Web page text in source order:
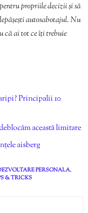
propriile decizii și să
autosabotajul. Nu
că ai tot ce îți trebuie
Principalii 10
această limitare
aisberg
PERSONALA,
& TRICKS